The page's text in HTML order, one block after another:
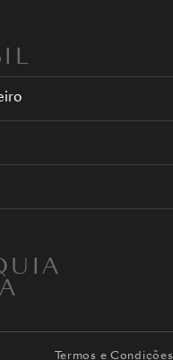
Termos e Condições